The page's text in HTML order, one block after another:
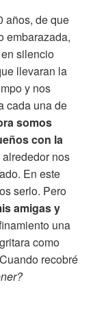
años, de que
embarazada,
silencio
llevaran la
y nos
cada una de
somos
con la
nos
En este
serlo. Pero
amigas y
una
como
recobré